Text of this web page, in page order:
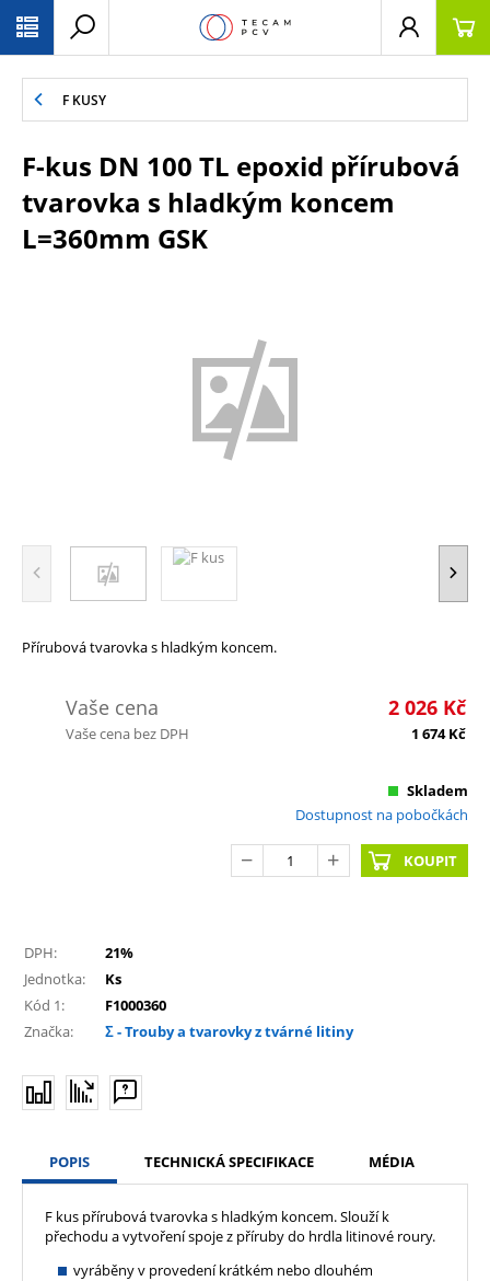
F KUSY
F-kus DN 100 TL epoxid přírubová
tvarovka s hladkým koncem
L=360mm GSK
Přírubová tvarovka s hladkým koncem.
Vaše cena 2 026 Kč
Vaše cena bez DPH 1 674Kč
Skladem
Dostupnost na pobočkách
KOUPIT
DPH:
21%
Jednotka:
Ks
Kód 1:
F1000360
Značka:
Σ - Trouby a tvarovky z tvárné litiny
POPIS TECHNICKÁ SPECIFIKACE MÉDIA
F kus přírubová tvarovka s hladkým koncem. Slouží k
přechodu a vytvoření spoje z příruby do hrdla litinové roury.
vyráběny v provedení krátkém nebo dlouhém